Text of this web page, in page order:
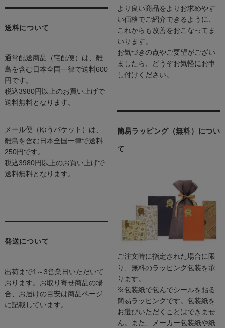
送料について
通常配送商品（宅配便）は、離
島を含む日本全国一律で送料600
円です。
税込3980円以上のお買い上げで
送料無料となります。
メール便（ゆうパケット）は、
離島を含む日本全国一律で送料
250円です。
税込3980円以上のお買い上げで
送料無料となります。
発送について
出荷まで1～3営業日いただいて
おります。お取り寄せ商品の場
合、お届けの目安は商品ページ
に記載しています。
より良い商品をよりお求めやす
い価格でご紹介できるように、
これからも改善をおこなってま
いります。
お気づきの点やご要望がござい
ましたら、どうぞお気軽にお申
し付けください。
簡易ラッピング（無料）につい
て
ご注文時に指定された場合に限
り、無料のラッピング包装を承
ります。
※包装紙で包んでシールを貼る
簡易ラッピングです。包装紙を
お選びいただくことはできませ
ん。また、メーカー包装紙や紙